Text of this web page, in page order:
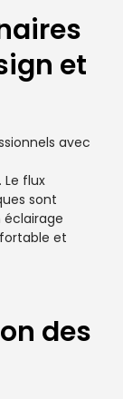
et
avec
flux
sont
éclairage
et
des